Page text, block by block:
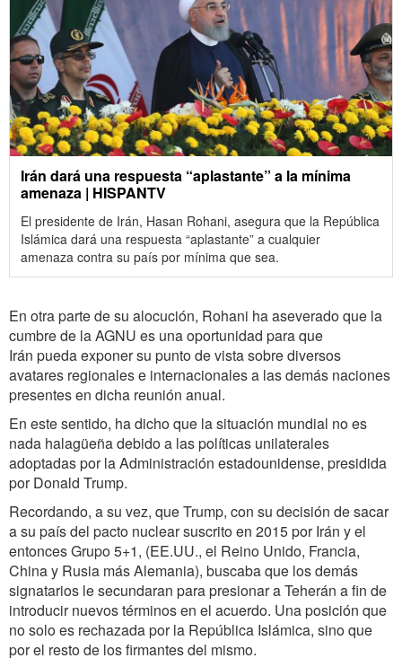
Irán dará una respuesta “aplastante” a la mínima
amenaza | HISPANTV
El presidente de Irán, Hasan Rohani, asegura que la República
Islámica dará una respuesta “aplastante” a cualquier
amenaza contra su país por mínima que sea.
En otra parte de su alocución, Rohani ha aseverado que la
cumbre de la AGNU es una oportunidad para que
Irán pueda exponer su punto de vista sobre diversos
avatares regionales e internacionales a las demás naciones
presentes en dicha reunión anual.
En este sentido, ha dicho que la situación mundial no es
nada halagüeña debido a las políticas unilaterales
adoptadas por la Administración estadounidense, presidida
por Donald Trump.
Recordando, a su vez, que Trump, con su decisión de sacar
a su país del pacto nuclear suscrito en 2015 por Irán y el
entonces Grupo 5+1, (EE.UU., el Reino Unido, Francia,
China y Rusia más Alemania), buscaba que los demás
signatarios le secundaran para presionar a Teherán a fin de
introducir nuevos términos en el acuerdo. Una posición que
no solo es rechazada por la República Islámica, sino que
por el resto de los firmantes del mismo.